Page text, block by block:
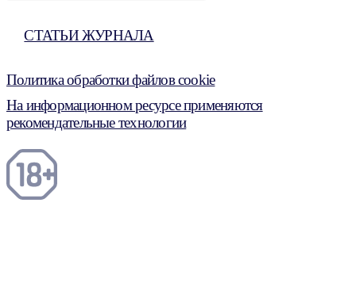
СТАТЬИ ЖУРНАЛА
Политика обработки файлов cookie
На информационном ресурсе применяются
рекомендательные технологии